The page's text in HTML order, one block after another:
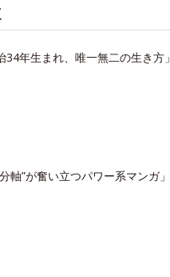
年生まれ、唯一無二の生き方」
”が奮い立つパワー系マンガ」